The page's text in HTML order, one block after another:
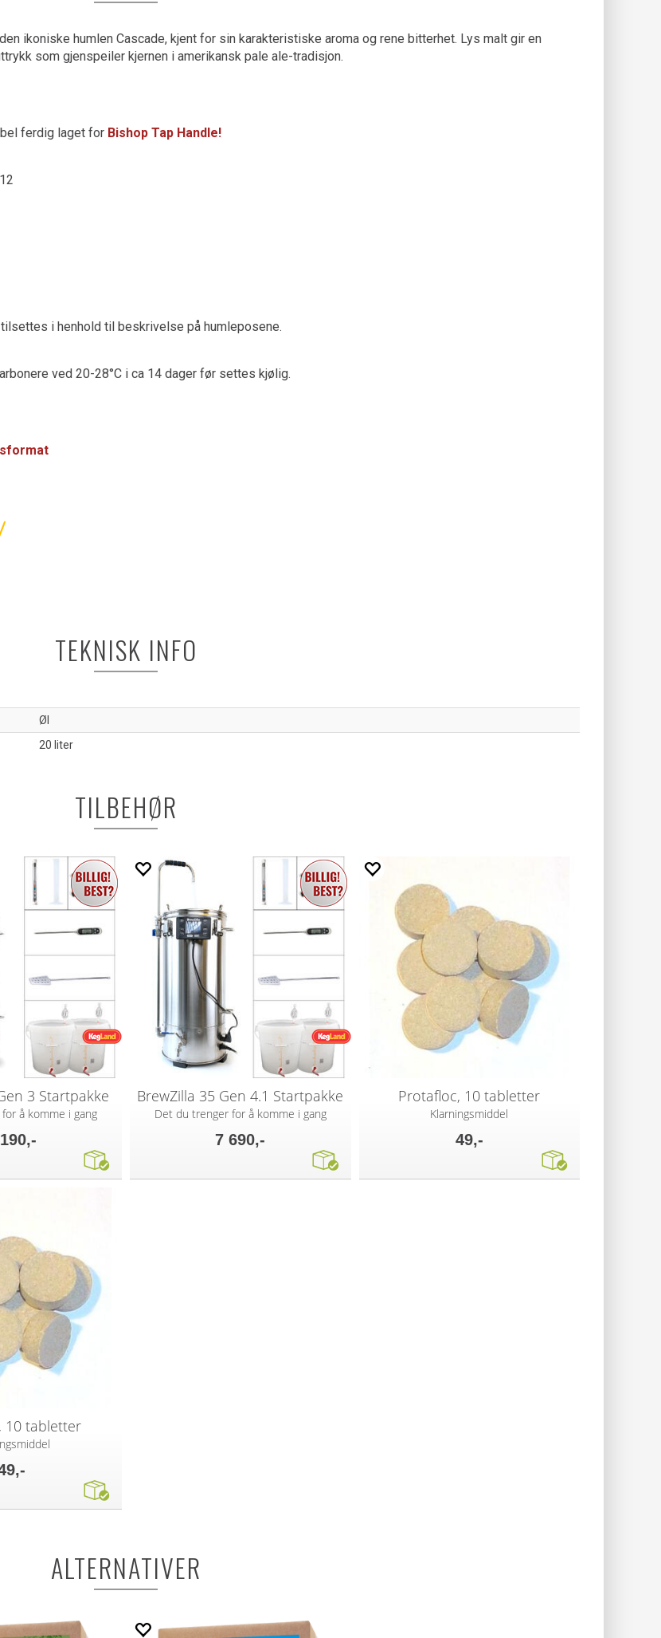
ikoniske humlen Cascade, kjent for sin karakteristiske aroma og rene bitterhet. Lys malt gir en
som gjenspeiler kjernen i amerikansk pale ale-tradisjon.
ferdig laget for Bishop Tap Handle!
i henhold til beskrivelse på humleposene.
ved 20-28°C i ca 14 dager før settes kjølig.
TEKNISK INFO
Øl
20 liter
TILBEHØR
3 Startpakke
å komme i gang
BrewZilla 35 Gen 4.1 Startpakke
Det du trenger for å komme i gang
7 690,-
Protafloc, 10 tabletter
Klarningsmiddel
49,-
10 tabletter
ALTERNATIVER